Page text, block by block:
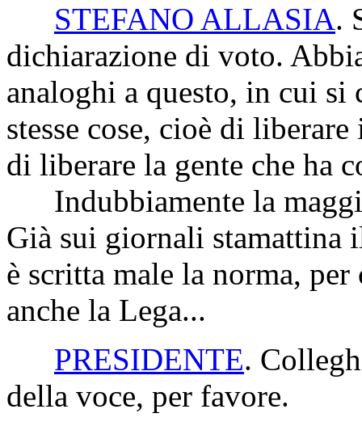
STEFANO ALLASIA.
dichiarazione di voto.
analoghi a questo, in cui si
stesse cose, cioè di
di liberare la gente che ha
Indubbiamente la
Già sui giornali stamattina
è scritta male la norma,
anche la Lega...
PRESIDENTE.
della voce, per favore.